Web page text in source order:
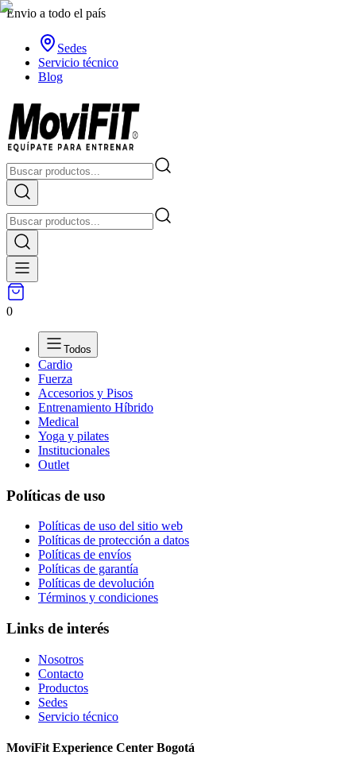
Envio a todo el país
Sedes
Servicio técnico
Blog
0
Todos
Cardio
Fuerza
Accesorios y Pisos
Entrenamiento Híbrido
Medical
Yoga y pilates
Institucionales
Outlet
Políticas de uso
Políticas de uso del sitio web
Políticas de protección a datos
Políticas de envíos
Políticas de garantía
Políticas de devolución
Términos y condiciones
Links de interés
Nosotros
Contacto
Productos
Sedes
Servicio técnico
MoviFit Experience Center Bogotá